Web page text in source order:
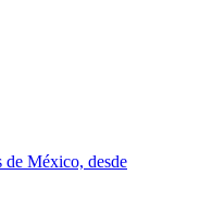
de México, desde